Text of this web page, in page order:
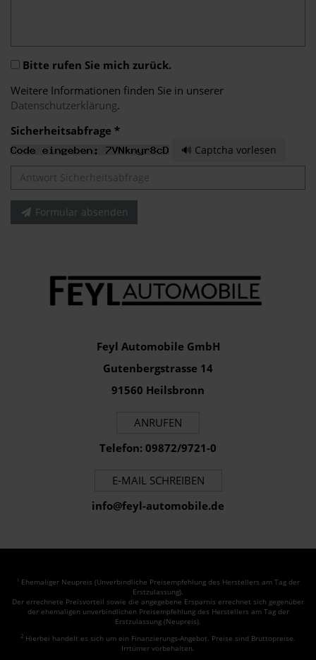
Bitte rufen Sie mich zurück.
Weitere Informationen finden Sie in unserer
Datenschutzerklärung.
Sicherheitsabfrage *
🔊 Captcha vorlesen
Formular absenden
Feyl Automobile GmbH
Gutenbergstrasse 14
91560 Heilsbronn
ANRUFEN
Telefon: 09872/9721-0
E-MAIL SCHREIBEN
info@feyl-automobile.de
1 Ehemaliger Neupreis (Unverbindliche Preisempfehlung des Herstellers am Tag der
Erstzulassung).
Der errechnete Preisvorteil sowie die angegebene Ersparnis errechnet sich gegenüber
der ehemaligen unverbindlichen Preisempfehlung des Herstellers am Tag der
Erstzulassung (Neupreis).
2 Hierbei handelt es sich um ein Finanzierungs-Angebot. Preise sind Bruttopreise.
Irrtümer vorbehalten.